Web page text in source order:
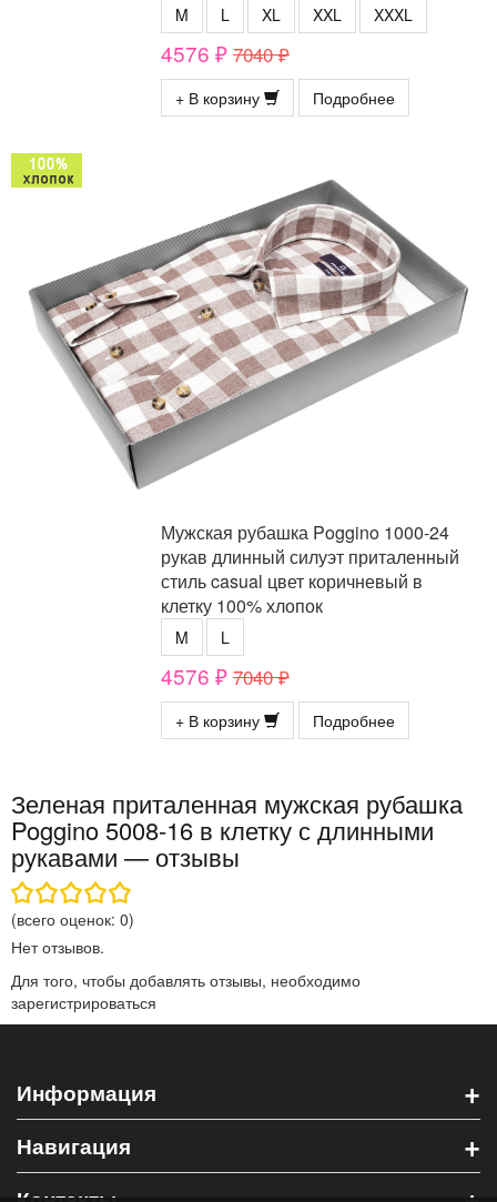
M L XL XXL XXXL
4576 ₽ 7040 ₽
+ В корзину Подробнее
Мужская рубашка Poggino 1000-24
рукав длинный силуэт приталенный
стиль casual цвет коричневый в
клетку 100% хлопок
M L
4576 ₽ 7040 ₽
+ В корзину Подробнее
Зеленая приталенная мужская рубашка
Poggino 5008-16 в клетку с длинными
рукавами — отзывы
(всего оценок: 0)
Нет отзывов.
Для того, чтобы добавлять отзывы, необходимо
зарегистрироваться
Информация +
Навигация +